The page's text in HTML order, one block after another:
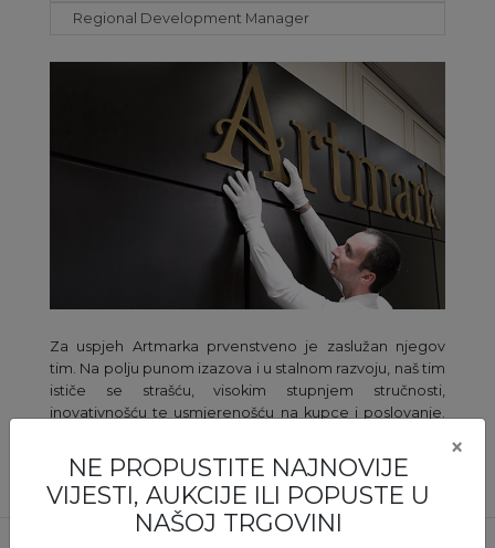
Regional Development Manager
Za uspjeh Artmarka prvenstveno je zaslužan njegov
tim. Na polju punom izazova i u stalnom razvoju, naš tim
ističe se strašću, visokim stupnjem stručnosti,
inovativnošću te usmjerenošću na kupce i poslovanje.
NE PROPUSTITE NAJNOVIJE
VIJESTI, AUKCIJE ILI POPUSTE U
NAŠOJ TRGOVINI
×